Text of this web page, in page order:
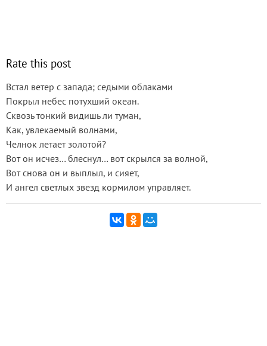
Rate this post
Встал ветер с запада; седыми облаками
Покрыл небес потухший океан.
Сквозь тонкий видишь ли туман,
Как, увлекаемый волнами,
Челнок летает золотой?
Вот он исчез… блеснул… вот скрылся за волной,
Вот снова он и выплыл, и сияет,
И ангел светлых звезд кормилом управляет.